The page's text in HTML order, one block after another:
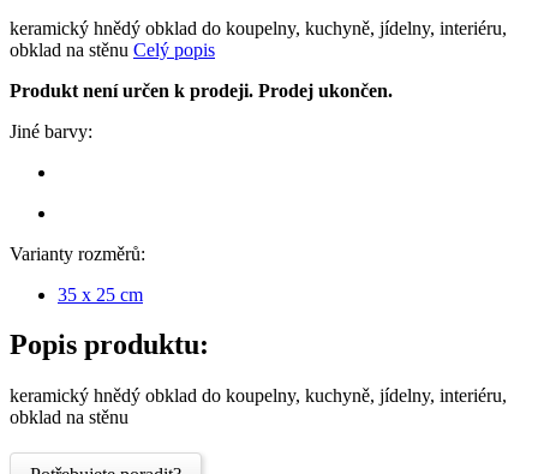
keramický hnědý obklad do koupelny, kuchyně, jídelny, interiéru,
obklad na stěnu Celý popis
Produkt není určen k prodeji. Prodej ukončen.
Jiné barvy:
Varianty rozměrů:
35 x 25 cm
Popis produktu:
keramický hnědý obklad do koupelny, kuchyně, jídelny, interiéru,
obklad na stěnu